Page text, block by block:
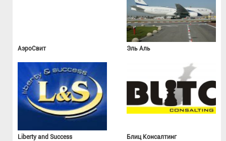
АэроСвит Эль Аль
Liberty and Success Блиц Консалтинг